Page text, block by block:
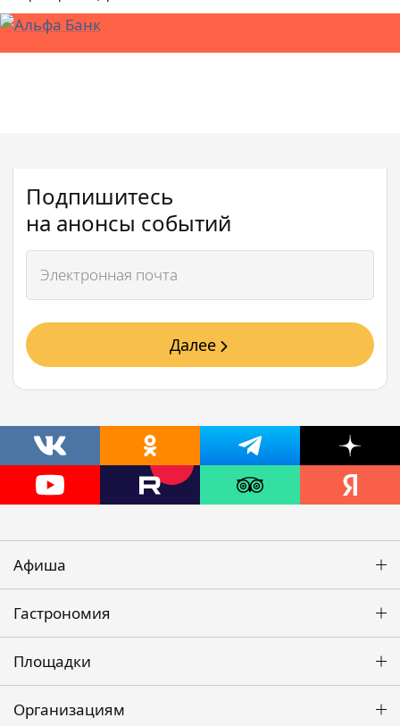
Подпишитесь
на анонсы событий
Далее
Афиша
Гастрономия
Площадки
Организациям